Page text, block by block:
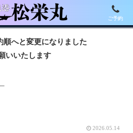
順へと変更になりました
いいたします
2026.05.14
ご予約